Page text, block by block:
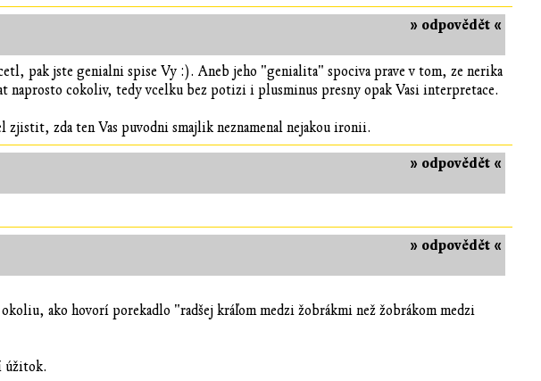
» odpovědět «
pak jste genialni spise Vy :). Aneb jeho "genialita" spociva prave v tom, ze nerika
naprosto cokoliv, tedy vcelku bez potizi i plusminus presny opak Vasi interpretace.
zda ten Vas puvodni smajlik neznamenal nejakou ironii.
» odpovědět «
» odpovědět «
ako hovorí porekadlo "radšej kráľom medzi žobrákmi než žobrákom medzi
úžitok.